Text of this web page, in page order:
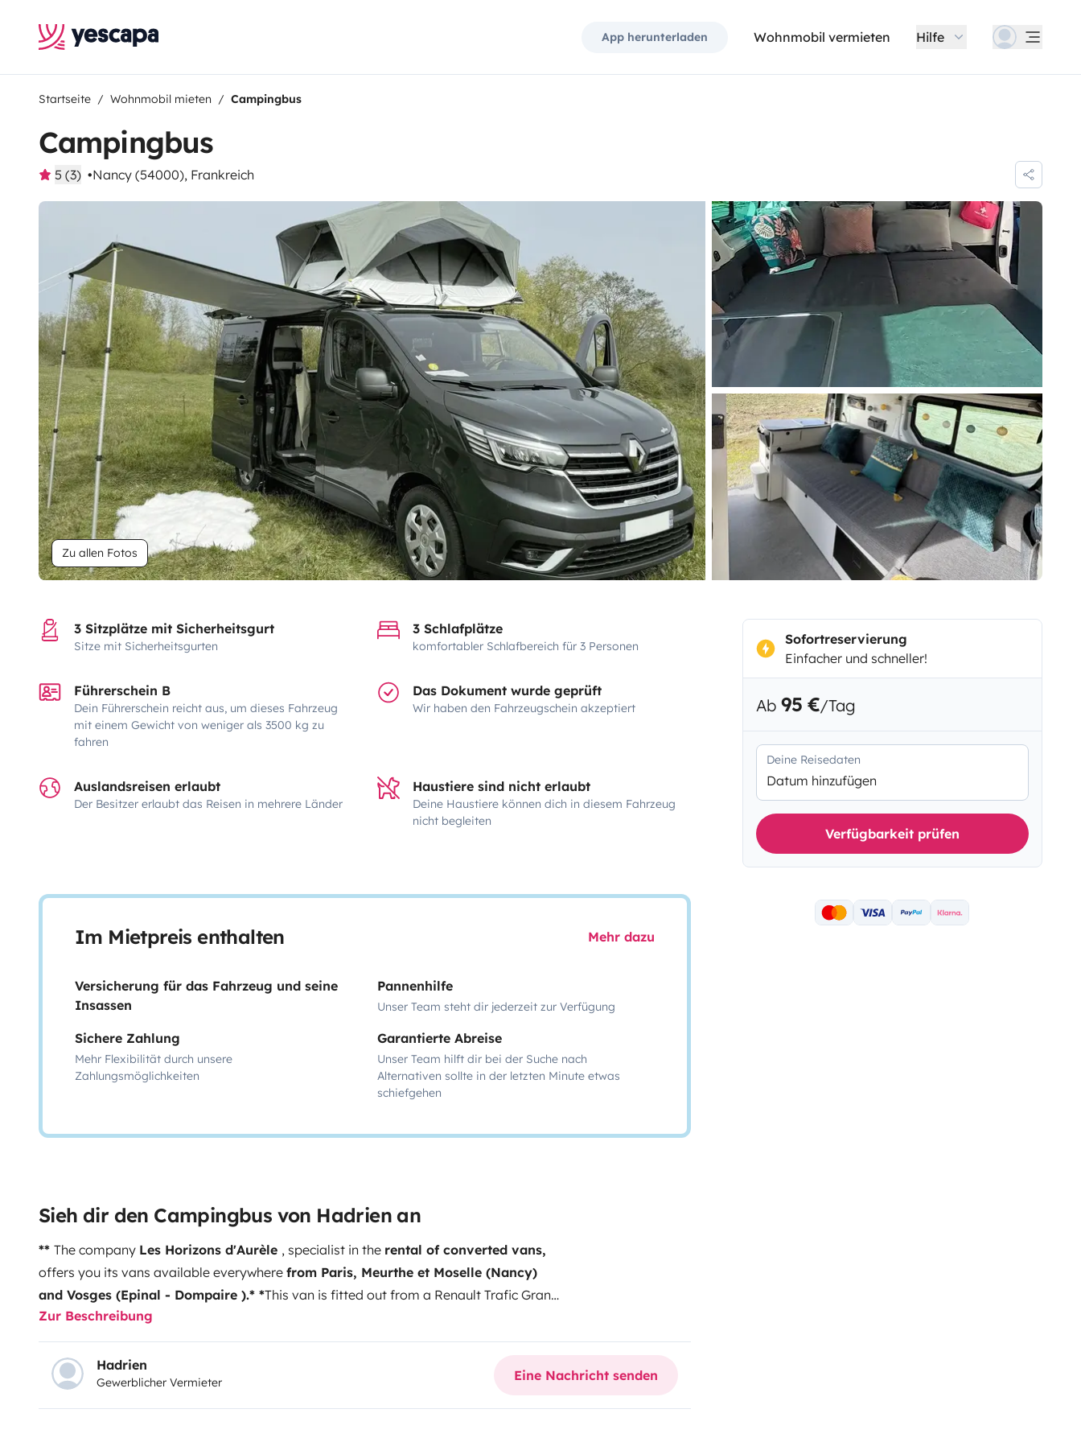
App herunterladen Wohnmobil vermieten Hilfe
Startseite Wohnmobil mieten Campingbus
Campingbus
5 (3) Nancy (54000), Frankreich
Zu allen Fotos
3 Sitzplätze mit Sicherheitsgurt
Sitze mit Sicherheitsgurten
3 Schlafplätze
komfortabler Schlafbereich für 3 Personen
Führerschein B
Dein Führerschein reicht aus, um dieses Fahrzeug
mit einem Gewicht von weniger als 3500 kg zu
fahren
Das Dokument wurde geprüft
Wir haben den Fahrzeugschein akzeptiert
Auslandsreisen erlaubt
Der Besitzer erlaubt das Reisen in mehrere Länder
Haustiere sind nicht erlaubt
Deine Haustiere können dich in diesem Fahrzeug
nicht begleiten
Im Mietpreis enthalten Mehr dazu
Versicherung für das Fahrzeug und seine
Insassen
Pannenhilfe
Unser Team steht dir jederzeit zur Verfügung
Sichere Zahlung
Mehr Flexibilität durch unsere
Zahlungsmöglichkeiten
Garantierte Abreise
Unser Team hilft dir bei der Suche nach
Alternativen sollte in der letzten Minute etwas
schiefgehen
Sieh dir den Campingbus von Hadrien an
** The company Les Horizons d'Aurèle , specialist in the rental of converted vans,
offers you its vans available everywhere from Paris, Meurthe et Moselle (Nancy)
and Vosges (Epinal - Dompaire ).* *This van is fitted out from a Renault Trafic Grand
Confort finish, Diesel, 3 seats (including one for a child up to 1.35 m), 130 hp manual
gearbox.You benefit from a secure, video-monitored space to park your personal
vehicle for the duration of the rental.
for a longer stay, or just a weekend getaway, our rentals can be tailored to your
needs. Our all-inclusive offer can be complemented by a few optional packages:- Bike
Zur Beschreibung
Hadrien
Gewerblicher Vermieter Eine Nachricht senden
Sofortreservierung
Einfacher und schneller!
Ab 95 €/Tag
Deine Reisedaten
Datum hinzufügen
Verfügbarkeit prüfen